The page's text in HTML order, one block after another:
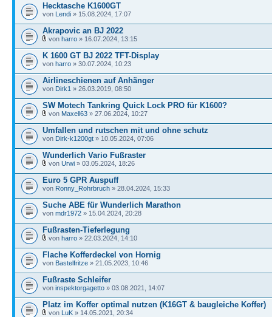
Hecktasche K1600GT
von Lendi » 15.08.2024, 17:07
Akrapovic an BJ 2022
von harro » 16.07.2024, 13:15
K 1600 GT BJ 2022 TFT-Display
von harro » 30.07.2024, 10:23
Airlineschienen auf Anhänger
von Dirk1 » 26.03.2019, 08:50
SW Motech Tankring Quick Lock PRO für K1600?
von Maxell63 » 27.06.2024, 10:27
Umfallen und rutschen mit und ohne schutz
von Dirk-k1200gt » 10.05.2024, 07:06
Wunderlich Vario Fußraster
von Urwi » 03.05.2024, 18:26
Euro 5 GPR Auspuff
von Ronny_Rohrbruch » 28.04.2024, 15:33
Suche ABE für Wunderlich Marathon
von mdr1972 » 15.04.2024, 20:28
Fußrasten-Tieferlegung
von harro » 22.03.2024, 14:10
Flache Kofferdeckel von Hornig
von Bastelfritze » 21.05.2023, 10:46
Fußraste Schleifer
von inspektorgagetto » 03.08.2021, 14:07
Platz im Koffer optimal nutzen (K16GT & baugleiche Koffer)
von LuK » 14.05.2021, 20:34